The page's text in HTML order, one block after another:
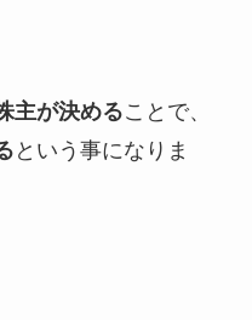
主が決めることで、
という事になりま